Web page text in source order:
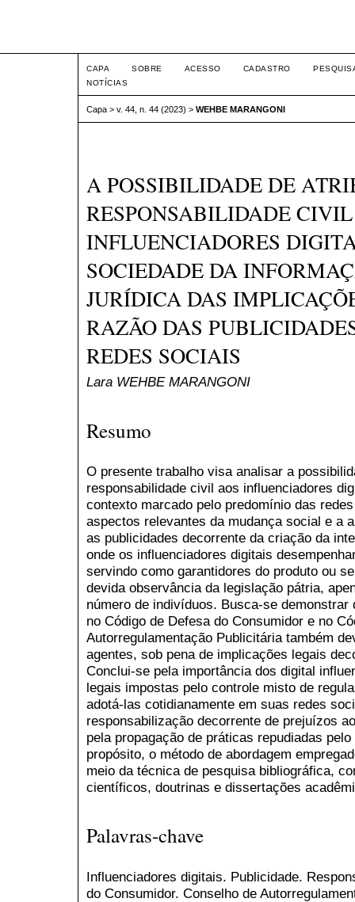
CAPA SOBRE ACESSO CADASTRO
NOTÍCIAS
Capa > v. 44, n. 44 (2023) > WEHBE MARANGONI
A POSSIBILIDADE DE
RESPONSABILIDADE
INFLUENCIADORES
SOCIEDADE DA
JURÍDICA DAS
RAZÃO DAS
REDES SOCIAIS
Lara WEHBE MARANGONI
Resumo
O presente trabalho visa analisar a
responsabilidade civil aos influenciadores
contexto marcado pelo predomínio das
aspectos relevantes da mudança social e a
as publicidades decorrente da criação da
onde os influenciadores digitais
servindo como garantidores do produto ou
devida observância da legislação pátria,
número de indivíduos. Busca-se
no Código de Defesa do Consumidor e no
Autorregulamentação Publicitária também
agentes, sob pena de implicações legais
Conclui-se pela importância dos digital
legais impostas pelo controle misto de
adotá-las cotidianamente em suas redes
responsabilização decorrente de prejuízos
pela propagação de práticas repudiadas
propósito, o método de abordagem
meio da técnica de pesquisa bibliográfica,
científicos, doutrinas e dissertações
Palavras-chave
Influenciadores digitais. Publicidade.
do Consumidor. Conselho de